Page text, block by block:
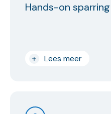
Hands-on
Lees meer